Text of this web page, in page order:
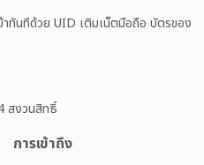
าทันทีด้วย UID เติมเน็ตมือถือ บัตรของ
สงวนสิทธิ์
การเข้าถึง